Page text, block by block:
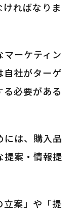
ればなりま
ーケティン
自社がターゲ
る必要がある
には、購入品
提案・情報提
立案」や「提